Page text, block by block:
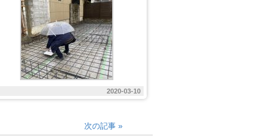
2020-03-10
次の記事 »